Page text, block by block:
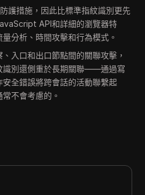
護措施，因此比標準指紋識別更先
API和詳細的瀏覽器特
分析、時間攻擊和行為模式。
入口和出口節點間的關聯攻擊，
識別還側重於長期關聯——通過寫
全錯誤將跨會話的活動聯繫起
不會考慮的。